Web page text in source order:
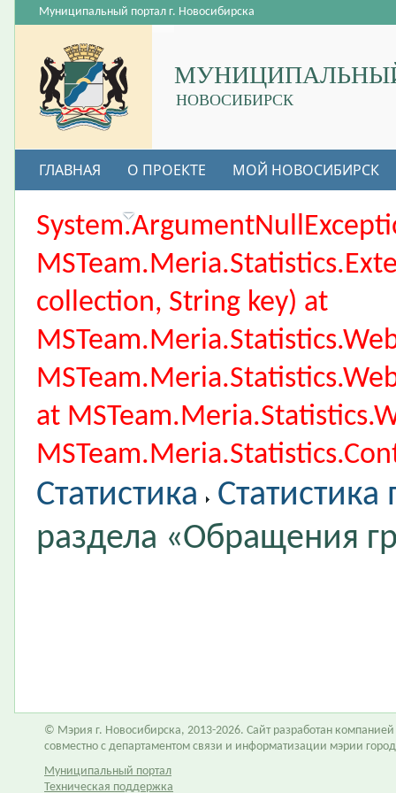
НОВОСИБИРСК
Муниципальный портал г. Новосибирска
ГЛАВНАЯ О ПРОЕКТЕ МОЙ НОВОСИБИРСК
ВАКАНСИИ
collection, String key) at
at
Статистика
раздела «Обращения
© Мэрия г. Новосибирска, 2013-2026. Сайт разработан компанией
совместно с департаментом связи и информатизации мэрии
Муниципальный портал
Техническая поддержка